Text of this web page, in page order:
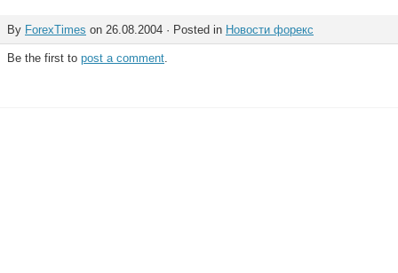
By ForexTimes on 26.08.2004 · Posted in Новости форекс
Be the first to post a comment.